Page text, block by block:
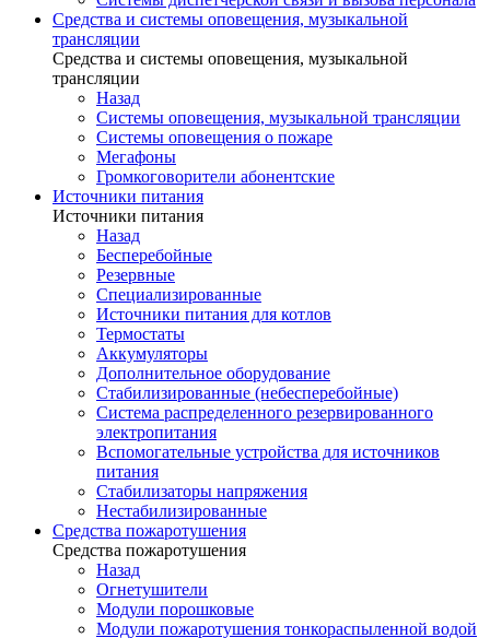
Средства и системы оповещения, музыкальной
трансляции
Средства и системы оповещения, музыкальной
трансляции
Назад
Системы оповещения, музыкальной трансляции
Системы оповещения о пожаре
Мегафоны
Громкоговорители абонентские
Источники питания
Источники питания
Назад
Бесперебойные
Резервные
Специализированные
Источники питания для котлов
Термостаты
Аккумуляторы
Дополнительное оборудование
Стабилизированные (небесперебойные)
Система распределенного резервированного
электропитания
Вспомогательные устройства для источников
питания
Стабилизаторы напряжения
Нестабилизированные
Средства пожаротушения
Средства пожаротушения
Назад
Огнетушители
Модули порошковые
Модули пожаротушения тонкораспыленной водой